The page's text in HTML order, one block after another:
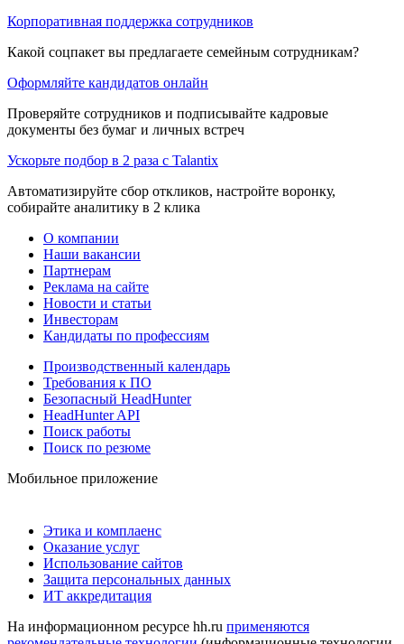
Корпоративная поддержка сотрудников
Какой соцпакет вы предлагаете семейным сотрудникам?
Оформляйте кандидатов онлайн
Проверяйте сотрудников и подписывайте кадровые
документы без бумаг и личных встреч
Ускорьте подбор в 2 раза с Talantix
Автоматизируйте сбор откликов, настройте воронку,
собирайте аналитику в 2 клика
О компании
Наши вакансии
Партнерам
Реклама на сайте
Новости и статьи
Инвесторам
Кандидаты по профессиям
Производственный календарь
Требования к ПО
Безопасный HeadHunter
HeadHunter API
Поиск работы
Поиск по резюме
Мобильное приложение
Этика и комплаенс
Оказание услуг
Использование сайтов
Защита персональных данных
ИТ аккредитация
На информационном ресурсе hh.ru применяются